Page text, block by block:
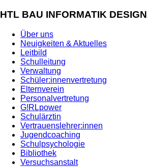
HTL BAU INFORMATIK DESIGN
Über uns
Neuigkeiten & Aktuelles
Leitbild
Schulleitung
Verwaltung
Schüler:innenvertretung
Elternverein
Personalvertretung
G!RLpower
Schulärztin
Vertrauenslehrer:innen
Jugendcoaching
Schulpsychologie
Bibliothek
Versuchsanstalt